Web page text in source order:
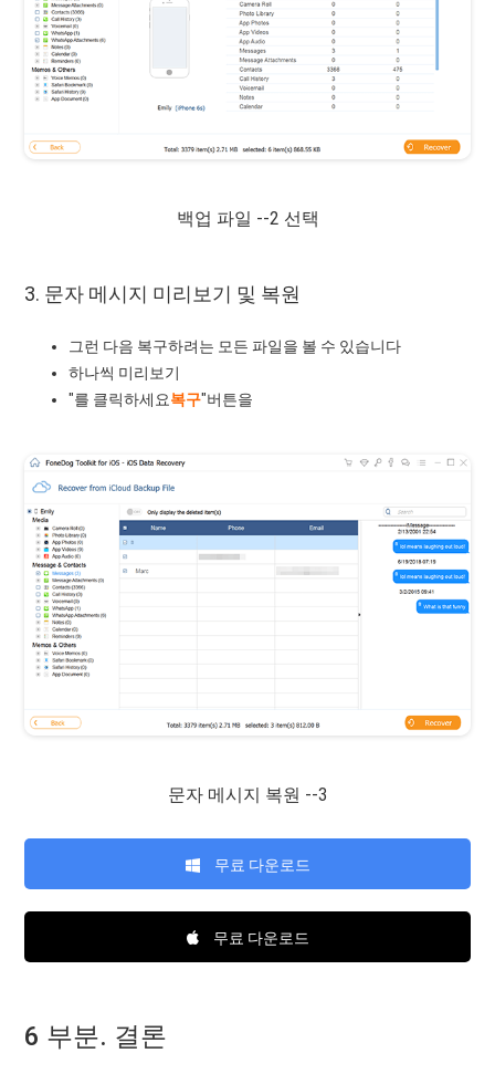
백업 파일 --2 선택
3. 문자 메시지 미리보기 및 복원
그런 다음 복구하려는 모든 파일을 볼 수 있습니다
하나씩 미리보기
"를 클릭하세요복구"버튼을
문자 메시지 복원 --3
무료 다운로드
무료 다운로드
6 부분. 결론